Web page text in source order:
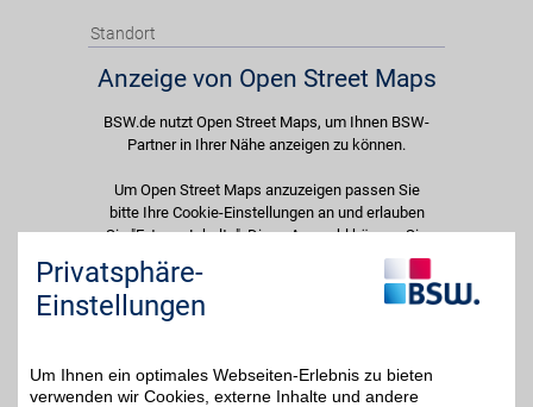
Standort
Anzeige von Open Street Maps
BSW.de nutzt Open Street Maps, um Ihnen BSW-
Partner in Ihrer Nähe anzeigen zu können.
Um Open Street Maps anzuzeigen passen Sie
bitte Ihre Cookie-Einstellungen an und erlauben
Sie "Externe Inhalte". Diese Auswahl können Sie
jederzeit über die Cookie-Einstellungen im
unteren Seitenbereich ändern.
Privatsphäre-
Einstellungen
Um Ihnen ein optimales Webseiten-Erlebnis zu bieten
verwenden wir Cookies, externe Inhalte und andere